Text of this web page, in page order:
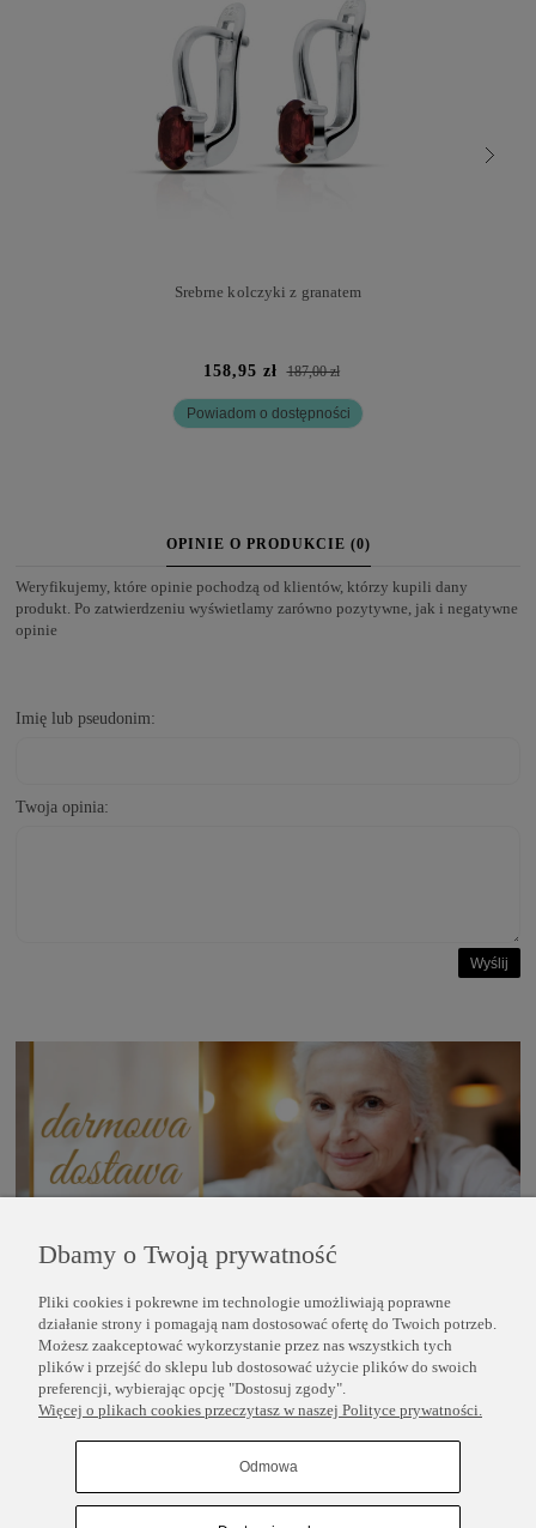
Srebrne kolczyki z granatem
158,95 zł 187,00 zł
Powiadom o dostępności
OPINIE O PRODUKCIE (0)
Weryfikujemy, które opinie pochodzą od klientów, którzy kupili dany
produkt. Po zatwierdzeniu wyświetlamy zarówno pozytywne, jak i negatywne
opinie
Imię lub pseudonim:
Twoja opinia:
Wyślij
POMOC
INFORMACJE
Dbamy o Twoją prywatność
Pliki cookies i pokrewne im technologie umożliwiają poprawne
działanie strony i pomagają nam dostosować ofertę do Twoich potrzeb.
Możesz zaakceptować wykorzystanie przez nas wszystkich tych
plików i przejść do sklepu lub dostosować użycie plików do swoich
preferencji, wybierając opcję "Dostosuj zgody".
Więcej o plikach cookies przeczytasz w naszej Polityce prywatności.
Odmowa